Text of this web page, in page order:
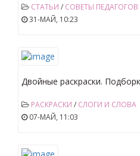
СТАТЬИ / СОВЕТЫ ПЕДАГОГОВ
31-МАЙ, 10:23
Двойные раскраски.
РАСКРАСКИ / СЛОГИ И СЛОВА
07-МАЙ, 11:03